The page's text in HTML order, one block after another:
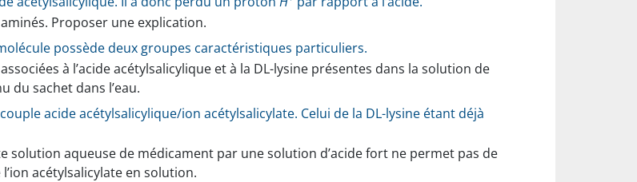
Proposer une explication.
possède deux groupes caractéristiques particuliers.
à l’acide acétylsalicylique et à la DL-lysine présentes dans la solution de
du sachet dans l’eau.
acide acétylsalicylique/ion acétylsalicylate. Celui de la DL-lysine étant déjà
solution aqueuse de médicament par une solution d’acide fort ne permet pas de
acétylsalicylate en solution.